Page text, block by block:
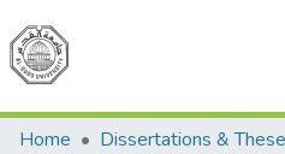
Communities
All of
Home